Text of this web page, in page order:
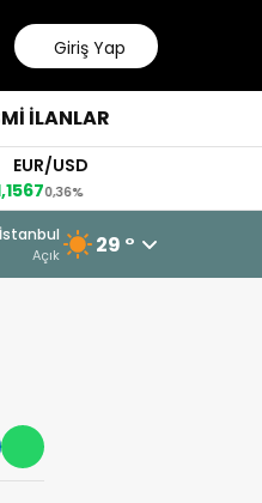
Giriş Yap
İLANLAR
EUR/USD
0,36%
İstanbul
Açık 29 °